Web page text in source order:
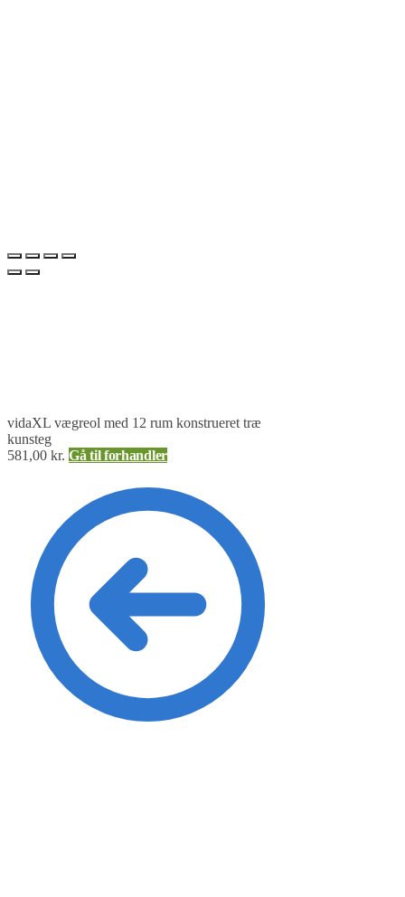
vidaXL vægreol med 12 rum konstrueret træ
kunsteg
581,00 kr. Gå til forhandler